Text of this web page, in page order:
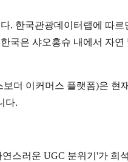
. 한국관광데이터랩에 따
국은 샤오홍슈 내에서 자
보더 이커머스 플랫폼)은
다.
스러운 UGC 분위기'가